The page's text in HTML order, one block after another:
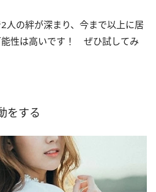
人の絆が深まり、今まで以上に居
性は高いです！ ぜひ試してみ
をする